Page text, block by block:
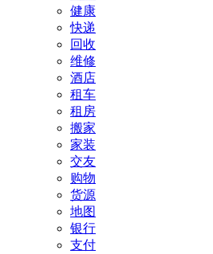
健康
快递
回收
维修
酒店
租车
租房
搬家
家装
交友
购物
货源
地图
银行
支付